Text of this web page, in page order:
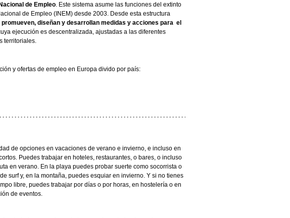
de Empleo. Este sistema asume las funciones del extinto
de Empleo (INEM) desde 2003. Desde esta estructura
promueven, diseñan y desarrollan medidas y acciones para el
ejecución es descentralizada, ajustadas a las diferentes
territoriales.
y ofertas de empleo en Europa divido por país:
de opciones en vacaciones de verano e invierno, e incluso en
Puedes trabajar en hoteles, restaurantes, o bares, o incluso
en verano. En la playa puedes probar suerte como socorrista o
surf y, en la montaña, puedes esquiar en invierno. Y si no tienes
libre, puedes trabajar por días o por horas, en hostelería o en
de eventos.